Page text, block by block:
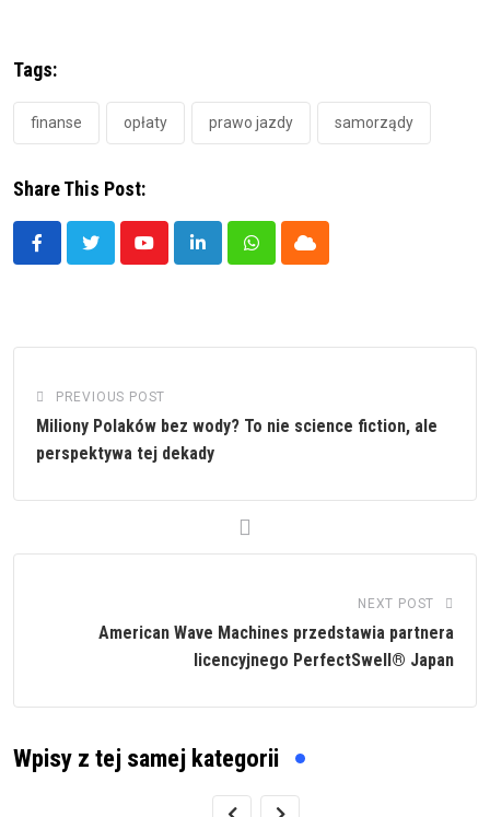
Tags:
finanse opłaty prawo jazdy samorządy
Share This Post:
YoutubeLinkedInWhatsappCloud
PREVIOUS POST
Miliony Polaków bez wody? To nie science fiction, ale
perspektywa tej dekady
NEXT POST
American Wave Machines przedstawia partnera
licencyjnego PerfectSwell® Japan
Wpisy z tej samej kategorii